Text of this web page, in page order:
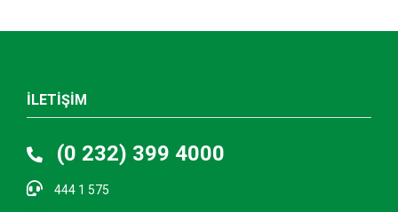
İLETİŞİM
(0 232) 399 4000
444 1 575